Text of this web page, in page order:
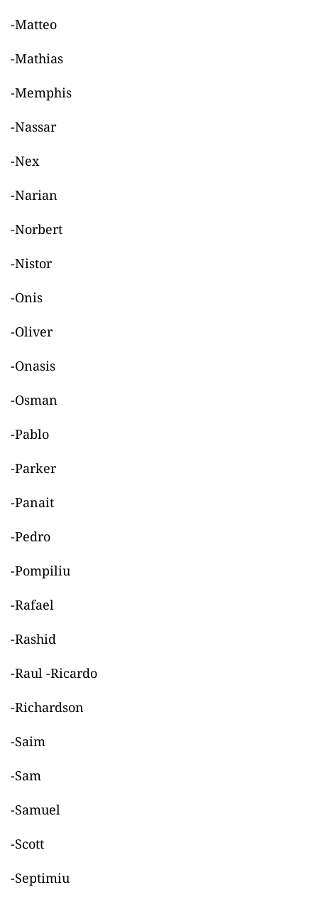
-Matteo
-Mathias
-Memphis
-Nassar
-Nex
-Narian
-Norbert
-Nistor
-Onis
-Oliver
-Onasis
-Osman
-Pablo
-Parker
-Panait
-Pedro
-Pompiliu
-Rafael
-Rashid
-Raul -Ricardo
-Richardson
-Saim
-Sam
-Samuel
-Scott
-Septimiu